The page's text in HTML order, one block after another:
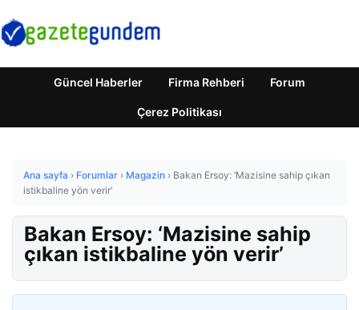
Güncel Haberler Firma Rehberi Forum
Çerez Politikası
Ana sayfa › Forumlar › Magazin › Bakan Ersoy: ‘Mazisine sahip çıkan
istikbaline yön verir’
Bakan Ersoy: ‘Mazisine sahip
çıkan istikbaline yön verir’